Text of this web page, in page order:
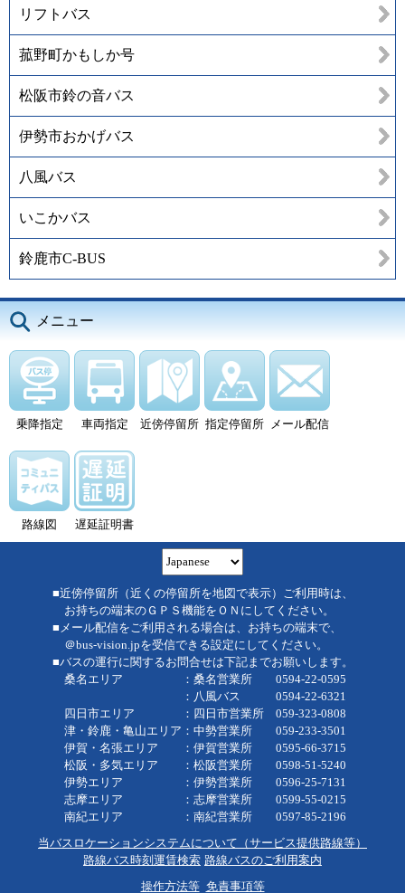
リフトバス
菰野町かもしか号
松阪市鈴の音バス
伊勢市おかげバス
八風バス
いこかバス
鈴鹿市C-BUS
メニュー
乗降指定 車両指定 近傍停留所 指定停留所 メール配信
路線図 遅延証明書
■近傍停留所（近くの停留所を地図で表示）ご利用時は、
お持ちの端末のＧＰＳ機能をＯＮにしてください。
■メール配信をご利用される場合は、お持ちの端末で、
＠bus-vision.jpを受信できる設定にしてください。
■バスの運行に関するお問合せは下記までお願いします。
桑名エリア ：桑名営業所 0594-22-0595
：八風バス 0594-22-6321
四日市エリア ：四日市営業所 059-323-0808
津・鈴鹿・亀山エリア：中勢営業所 059-233-3501
伊賀・名張エリア ：伊賀営業所 0595-66-3715
松阪・多気エリア ：松阪営業所 0598-51-5240
伊勢エリア ：伊勢営業所 0596-25-7131
志摩エリア ：志摩営業所 0599-55-0215
南紀エリア ：南紀営業所 0597-85-2196
当バスロケーションシステムについて（サービス提供路線等）
路線バス時刻運賃検索 路線バスのご利用案内
操作方法等 免責事項等